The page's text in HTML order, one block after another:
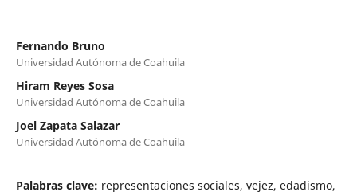
Fernando Bruno
Universidad Autónoma de Coahuila
Hiram Reyes Sosa
Universidad Autónoma de Coahuila
Joel Zapata Salazar
Universidad Autónoma de Coahuila
Palabras clave: representaciones sociales, vejez, edadismo,